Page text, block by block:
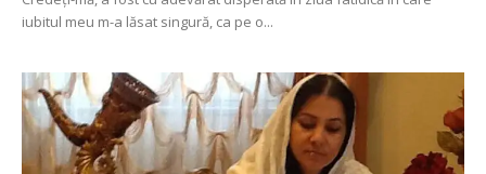
iubitul meu m-a lăsat singură, ca pe o...